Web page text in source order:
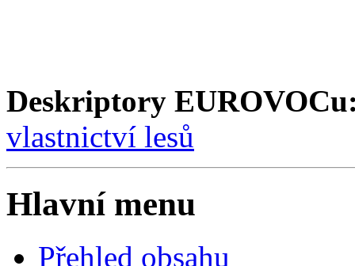
Deskriptory
vlastnictví lesů
Hlavní menu
Přehled obsahu